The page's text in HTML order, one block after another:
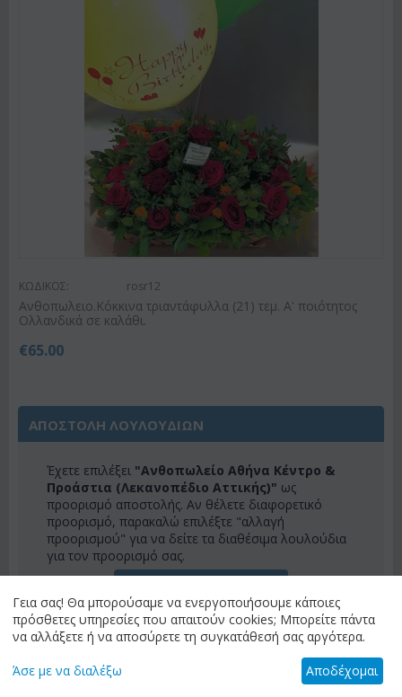
ΚΩΔΙΚΟΣ: rosr12
Ανθοπωλειο.Κόκκινα τριαντάφυλλα (21) τεμ. Α' ποιότητος
Ολλανδικά σε καλάθι.
€65.00
ΑΠΟΣΤΟΛΗ ΛΟΥΛΟΥΔΙΩΝ
Έχετε επιλέξει "Ανθοπωλείο Αθήνα Κέντρο &
Προάστια (Λεκανοπέδιο Αττικής)" ως
προορισμό αποστολής. Αν θέλετε διαφορετικό
προορισμό, παρακαλώ επιλέξτε "αλλαγή
προορισμού" για να δείτε τα διαθέσιμα λουλούδια
για τον προορισμό σας.
Γεια σας! Θα μπορούσαμε να ενεργοποιήσουμε κάποιες
πρόσθετες υπηρεσίες που απαιτούν cookies; Μπορείτε πάντα
να αλλάξετε ή να αποσύρετε τη συγκατάθεσή σας αργότερα.
Άσε με να διαλέξω Αποδέχομαι